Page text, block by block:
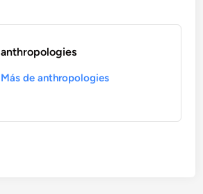
anthropologies
Más de anthropologies